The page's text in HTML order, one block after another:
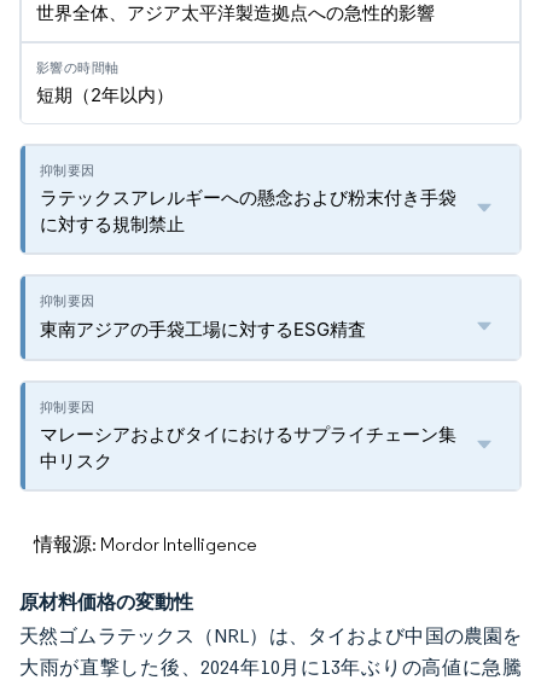
世界全体、アジア太平洋製造拠点への急性的影響
短期（2年以内）
ラテックスアレルギーへの懸念および粉末付き手袋
に対する規制禁止
東南アジアの手袋工場に対するESG精査
マレーシアおよびタイにおけるサプライチェーン集
中リスク
情報源: Mordor Intelligence
原材料価格の変動性
天然ゴムラテックス（NRL）は、タイおよび中国の農園を
大雨が直撃した後、2024年10月に13年ぶりの高値に急騰